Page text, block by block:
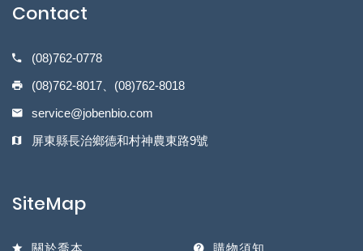
Contact
(08)762-0778
(08)762-8017、(08)762-8018
service@jobenbio.com
屏東縣長治鄉德和村神農東路9號
SiteMap